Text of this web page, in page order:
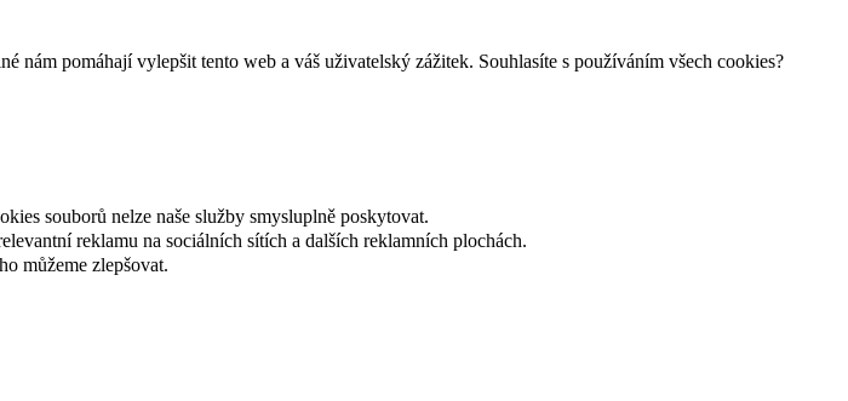
pomáhají vylepšit tento web a váš uživatelský zážitek. Souhlasíte s používáním všech cookies?
souborů nelze naše služby smysluplně poskytovat.
reklamu na sociálních sítích a dalších reklamních plochách.
můžeme zlepšovat.